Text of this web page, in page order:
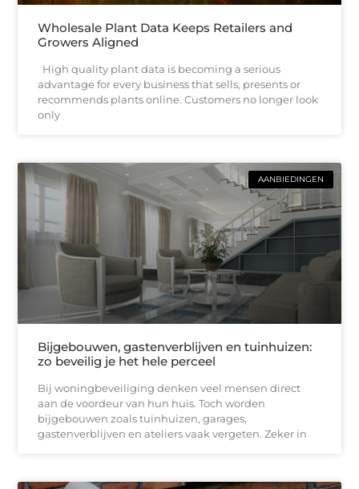
Wholesale Plant Data Keeps Retailers and
Growers Aligned
High quality plant data is becoming a serious
advantage for every business that sells, presents or
recommends plants online. Customers no longer look
only
AANBIEDINGEN
Bijgebouwen, gastenverblijven en tuinhuizen:
zo beveilig je het hele perceel
Bij woningbeveiliging denken veel mensen direct
aan de voordeur van hun huis. Toch worden
bijgebouwen zoals tuinhuizen, garages,
gastenverblijven en ateliers vaak vergeten. Zeker in